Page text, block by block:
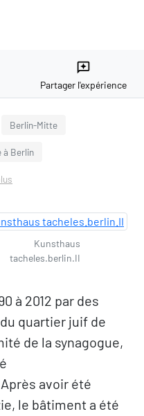
reviews
Partager l'expérience
Berlin-Mitte
à Berlin
Kunsthaus
tacheles.berlin.II
à 2012 par des
quartier juif de
de la synagogue,
avoir été
le bâtiment a été